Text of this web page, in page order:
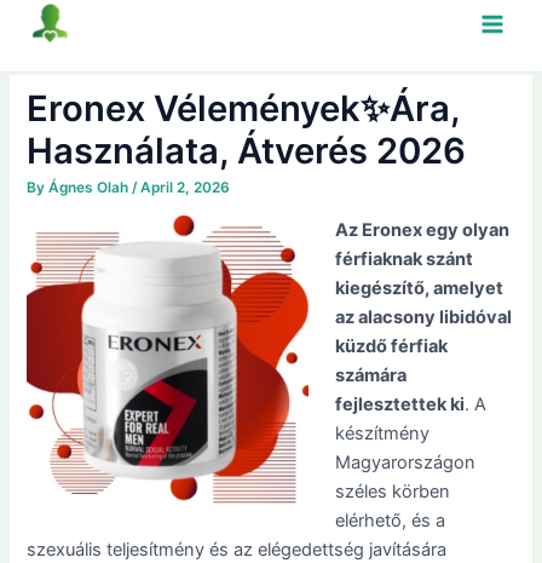
Eronex Vélemények✨Ára,
Használata, Átverés 2026
ByÁgnes Olah/April 2, 2026
Az Eronex egy olyan
férfiaknak szánt
kiegészítő, amelyet
az alacsony libidóval
küzdő férfiak
számára
fejlesztettek ki. A
készítmény
Magyarországon
széles körben
elérhető, és a
szexuális teljesítmény és az elégedettség javítására